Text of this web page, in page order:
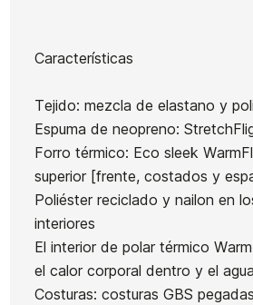
Características
Tejido: mezcla de elastano y
Espuma de neopreno:
Forro térmico: Eco sleek
superior [frente, costados y
Poliéster reciclado y nailon en
interiores
El interior de polar térmico
el calor corporal dentro y el
Costuras: costuras GBS
Marca Roxy
Referencia RX-TRTVN51308
En stock 1 Artículo
Ean13
Neopreno
Niña Roxy
Swell
Series FZ
4/3 mm
Neopreno
Prologue
Bz 4/3
Roxy
Swell FZ
4/3